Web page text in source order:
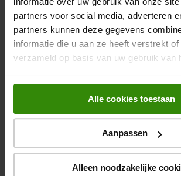
partners voor social media, adverteren
partners kunnen deze gegevens
informatie die u aan ze heeft verstrekt
verzameld op basis van uw gebruik van
Alle cookies toestaan
Aanpassen
Alleen noodzakelijke
Expert Krimpen a/d Ijssel
Expert Leeuwarden
Expert Roden
Expert Dirksland